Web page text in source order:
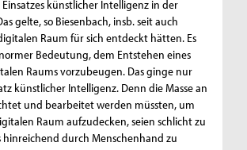
künstlicher Intelligenz in der
gelte, so Biesenbach, insb. seit auch
Raum für sich entdeckt hätten. Es
Bedeutung, dem Entstehen eines
Raums vorzubeugen. Das ginge nur
künstlicher Intelligenz. Denn die Masse an
und bearbeitet werden müssten, um
Raum aufzudecken, seien schlicht zu
hinreichend durch Menschenhand zu